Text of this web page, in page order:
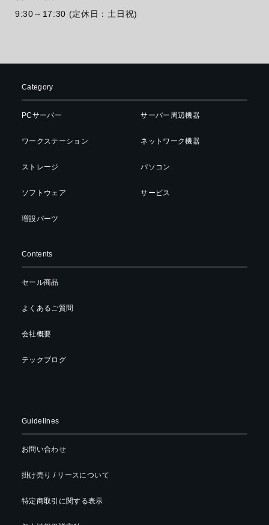
9:30～17:30 (定休日：土日祝)
Category
PCサーバー
ワークステーション
ストレージ
ソフトウェア
増設パーツ
サーバー周辺機器
ネットワーク機器
パソコン
サービス
Contents
セール商品
よくあるご質問
会社概要
テックブログ
Guidelines
お問い合わせ
掛け売り / リースについて
特定商取引に関する表示